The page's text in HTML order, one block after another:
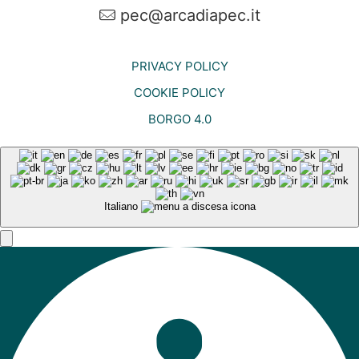
pec@arcadiapec.it
PRIVACY POLICY
COOKIE POLICY
BORGO 4.0
Italiano